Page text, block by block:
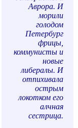
Аврора. И
морили
голодом
Петербург
фрицы,
коммунисты и
новые
либералы. И
отпихивала
острым
локотком его
алчная
сестрица.